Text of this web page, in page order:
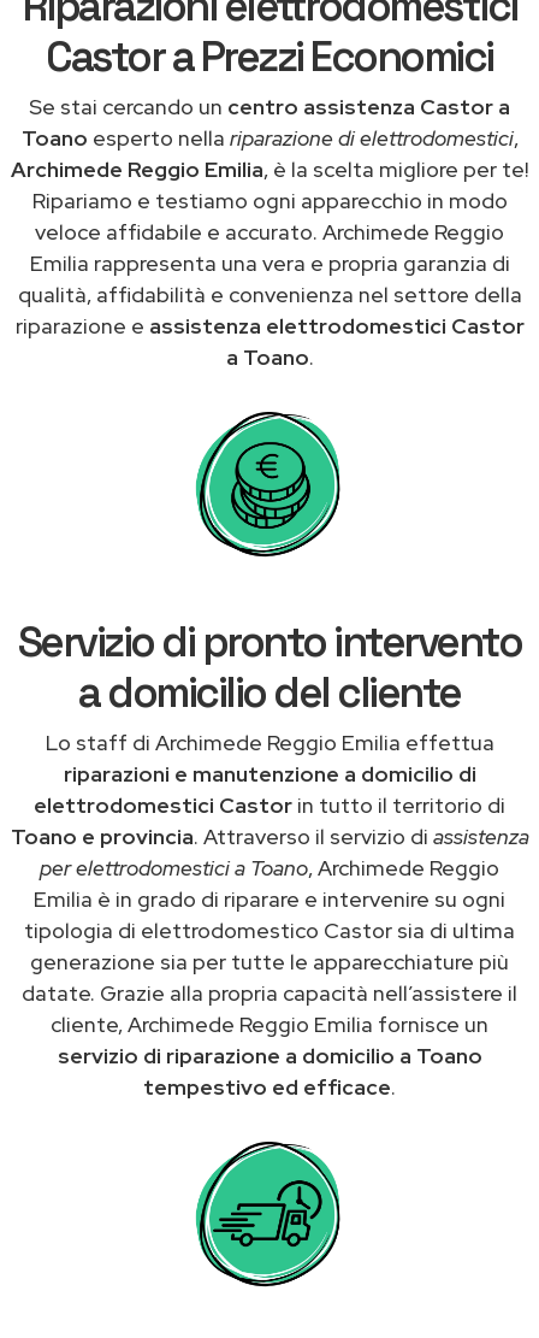
Castor a Prezzi Economici
Se stai cercando un centro assistenza Castor a
Toano esperto nella riparazione di elettrodomestici,
Archimede Reggio Emilia, è la scelta migliore per te!
Ripariamo e testiamo ogni apparecchio in modo
veloce affidabile e accurato. Archimede Reggio
Emilia rappresenta una vera e propria garanzia di
qualità, affidabilità e convenienza nel settore della
riparazione e assistenza elettrodomestici Castor
a Toano.
Servizio di pronto intervento
a domicilio del cliente
Lo staff di Archimede Reggio Emilia effettua
riparazioni e manutenzione a domicilio di
elettrodomestici Castor in tutto il territorio di
Toano e provincia. Attraverso il servizio di assistenza
per elettrodomestici a Toano, Archimede Reggio
Emilia è in grado di riparare e intervenire su ogni
tipologia di elettrodomestico Castor sia di ultima
generazione sia per tutte le apparecchiature più
datate. Grazie alla propria capacità nell’assistere il
cliente, Archimede Reggio Emilia fornisce un
servizio di riparazione a domicilio a Toano
tempestivo ed efficace.